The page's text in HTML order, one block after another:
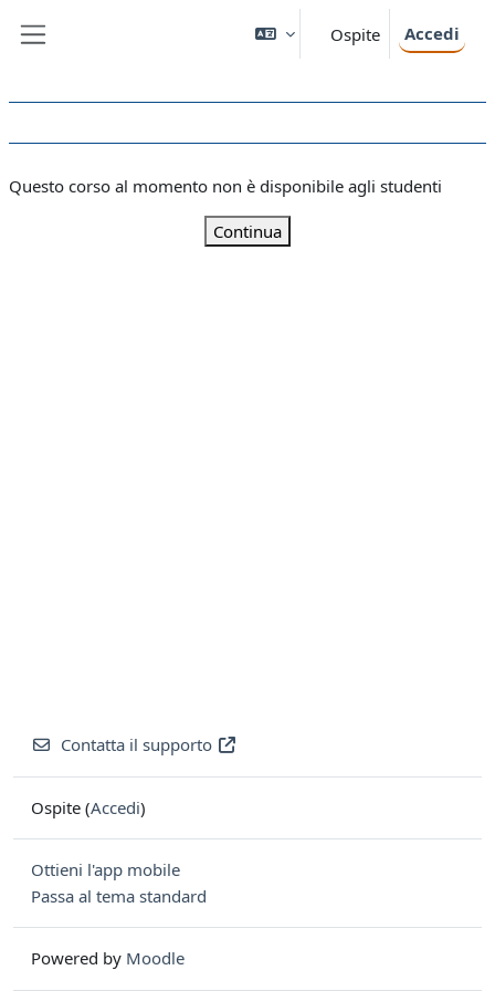
Ospite Accedi
Questo corso al momento non è disponibile agli studenti
Continua
Contatta il supporto
Ospite (Accedi)
Ottieni l'app mobile
Passa al tema standard
Powered by Moodle